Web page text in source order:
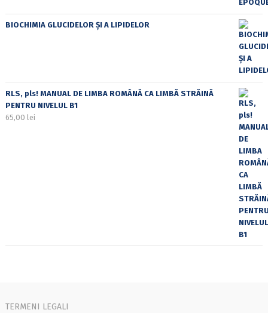
BIOCHIMIA GLUCIDELOR ȘI A LIPIDELOR
RLS, pls! MANUAL DE LIMBA ROMÂNĂ CA LIMBĂ STRĂINĂ
PENTRU NIVELUL B1
65,00 lei
TERMENI LEGALI